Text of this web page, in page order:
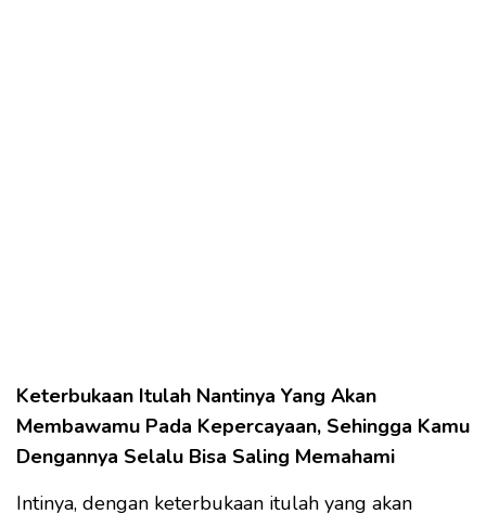
Keterbukaan Itulah Nantinya Yang Akan
Membawamu Pada Kepercayaan, Sehingga Kamu
Dengannya Selalu Bisa Saling Memahami
Intinya, dengan keterbukaan itulah yang akan